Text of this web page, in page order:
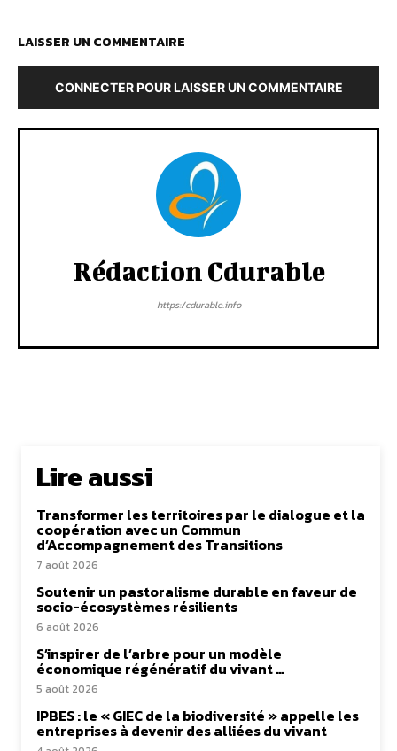
LAISSER UN COMMENTAIRE
CONNECTER POUR LAISSER UN COMMENTAIRE
Rédaction Cdurable
https:/cdurable.info
Lire aussi
Transformer les territoires par le dialogue et la
coopération avec un Commun
d’Accompagnement des Transitions
7 août 2026
Soutenir un pastoralisme durable en faveur de
socio-écosystèmes résilients
6 août 2026
S’inspirer de l’arbre pour un modèle
économique régénératif du vivant …
5 août 2026
IPBES : le « GIEC de la biodiversité » appelle les
entreprises à devenir des alliées du vivant